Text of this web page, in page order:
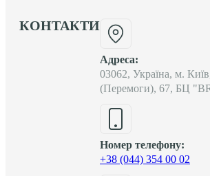
КОНТАКТИ
Адреса:
03062, Україна, м.
(Перемоги), 67, БЦ
Номер телефону:
+38 (044) 354 00 02